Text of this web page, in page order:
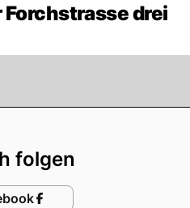
drei
folgen